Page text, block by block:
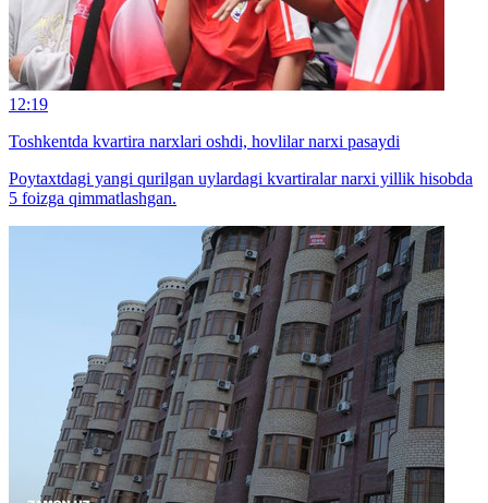
12:19
Toshkentda kvartira narxlari oshdi, hovlilar narxi pasaydi
Poytaxtdagi yangi qurilgan uylardagi kvartiralar narxi yillik hisobda
5 foizga qimmatlashgan.